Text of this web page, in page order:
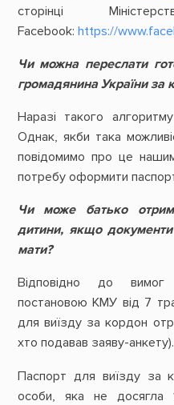
сторінці
Facebook: https://
Чи можна переслати
громадянина України за
Наразі такого
Однак, якби така
повідомимо про це нашим
потребу оформити
Чи може батько
дитини, якщо
мати?
Відповідно до вимог
постановою КМУ від 7
для виїзду за кордон
хто подавав заяву-анкету).
Паспорт для виїзду за
особи, яка не досягла